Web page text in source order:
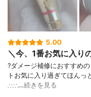
5.00
＼今、1番お気に入り
?ダメージ補修におすすめ
トお気に入り過ぎてほん
∴∵∴…続きを見る